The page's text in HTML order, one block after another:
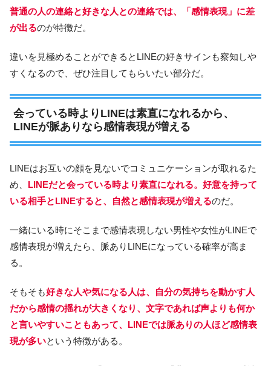
普通の人の連絡と好きな人との連絡では、「感情表現」に差
が出るのが特徴だ。
違いを見極めることができるとLINEの好きサインも察知しや
すくなるので、ぜひ注目してもらいたい部分だ。
会っている時よりLINEは素直になれるから、
LINEが脈ありなら感情表現が増える
LINEはお互いの顔を見ないでコミュニケーションが取れるた
め、 LINEだと会っている時より素直になれる。好意を持って
いる相手とLINEすると、自然と感情表現が増えるのだ。
一緒にいる時にそこまで感情表現しない男性や女性がLINEで
感情表現が増えたら、脈ありLINEになっている確率が高ま
る。
そもそも好きな人や気になる人は、自分の気持ちを動かす人
だから感情の揺れが大きくなり、文字であれば声よりも何か
と言いやすいこともあって、LINEでは脈ありの人ほど感情表
現が多いという特徴がある。